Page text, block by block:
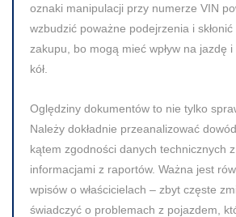
oznaki manipulacji przy numerze VIN
wzbudzić poważne podejrzenia i
zakupu, bo mogą mieć wpływ na jazdę
kół.
Oględziny dokumentów to nie tylko
Należy dokładnie przeanalizować
kątem zgodności danych technicznych
informacjami z raportów. Ważna jest
wpisów o właścicielach – zbyt częste
świadczyć o problemach z pojazdem,